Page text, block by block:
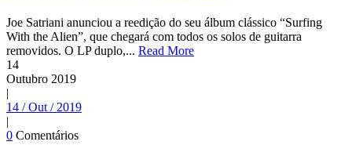
Joe Satriani anunciou a reedição do seu álbum clássico “Surfing
With the Alien”, que chegará com todos os solos de guitarra
removidos. O LP duplo,... Read More
14
Outubro 2019
|
14 / Out / 2019
|
0 Comentários